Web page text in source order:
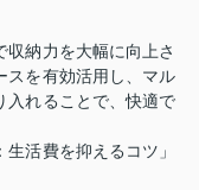
納力を大幅に向上さ
スを有効活用し、マル
入れることで、快適で
活費を抑えるコツ」